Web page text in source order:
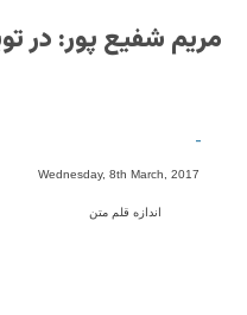
مریم شفیع پور: در
-
Wednesday, 8th March, 2017
اندازه قلم متن